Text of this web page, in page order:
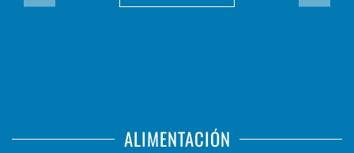
ALIMENTACIÓN